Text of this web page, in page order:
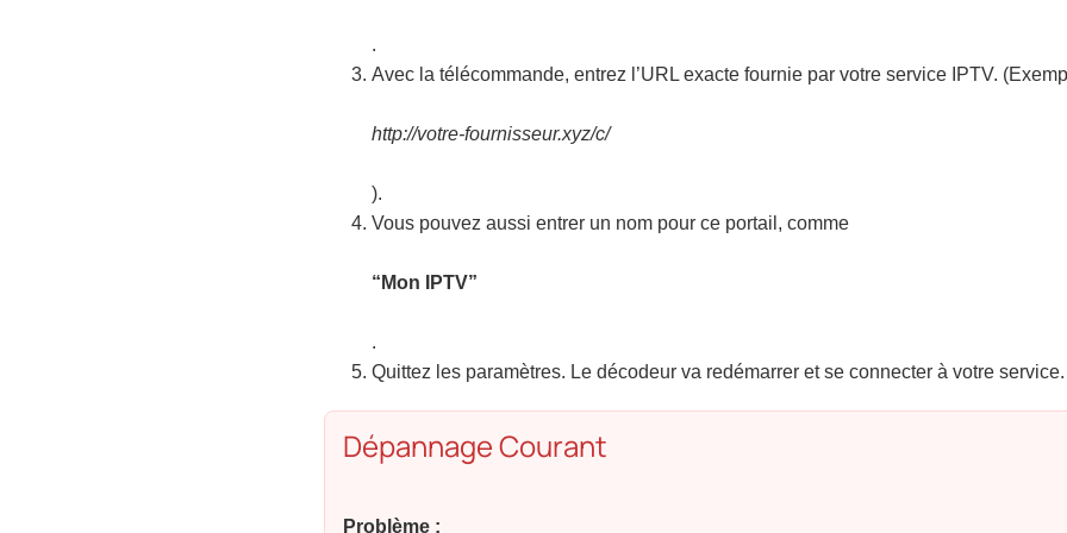
.
Avec la télécommande, entrez l’URL exacte fournie par votre service IPTV.
http://votre-fournisseur.xyz/c/
).
Vous pouvez aussi entrer un nom pour ce portail, comme
“Mon IPTV”
.
Quittez les paramètres. Le décodeur va redémarrer et se connecter à votre service.
Dépannage Courant
Problème :